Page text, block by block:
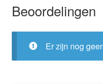
Beoordelingen
Er zijn nog